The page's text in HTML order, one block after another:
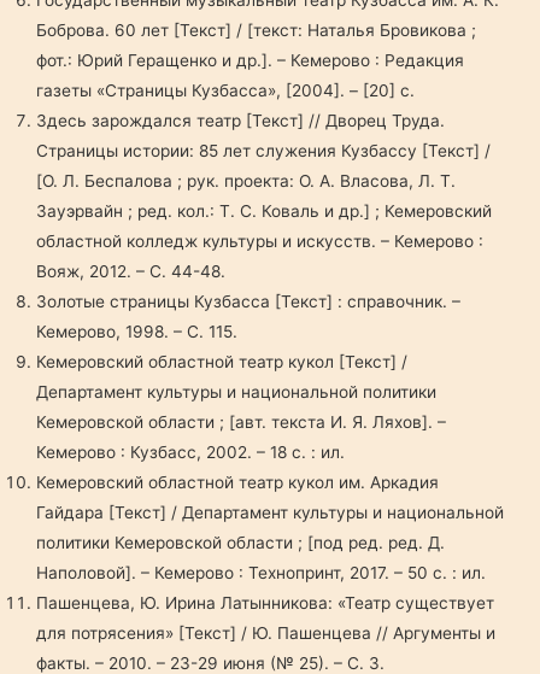
Боброва. 60 лет [Текст] / [текст: Наталья Бровикова ;
фот.: Юрий Геращенко и др.]. – Кемерово : Редакция
газеты «Страницы Кузбасса», [2004]. – [20] с.
Здесь зарождался театр [Текст] // Дворец Труда.
Страницы истории: 85 лет служения Кузбассу [Текст] /
[О. Л. Беспалова ; рук. проекта: О. А. Власова, Л. Т.
Зауэрвайн ; ред. кол.: Т. С. Коваль и др.] ; Кемеровский
областной колледж культуры и искусств. – Кемерово :
Вояж, 2012. – С. 44-48.
Золотые страницы Кузбасса [Текст] : справочник. –
Кемерово, 1998. – С. 115.
Кемеровский областной театр кукол [Текст] /
Департамент культуры и национальной политики
Кемеровской области ; [авт. текста И. Я. Ляхов]. –
Кемерово : Кузбасс, 2002. – 18 с. : ил.
Кемеровский областной театр кукол им. Аркадия
Гайдара [Текст] / Департамент культуры и национальной
политики Кемеровской области ; [под ред. ред. Д.
Наполовой]. – Кемерово : Технопринт, 2017. – 50 с. : ил.
Пашенцева, Ю. Ирина Латынникова: «Театр существует
для потрясения» [Текст] / Ю. Пашенцева // Аргументы и
факты. – 2010. – 23-29 июня (№ 25). – С. 3.